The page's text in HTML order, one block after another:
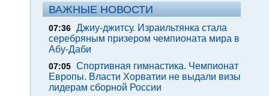
ВАЖНЫЕ НОВОСТИ
07:36 Джиу-джитсу. Израильтянка стала
серебряным призером чемпионата мира в
Абу-Даби
07:05 Спортивная гимнастика. Чемпионат
Европы. Власти Хорватии не выдали визы
лидерам сборной России